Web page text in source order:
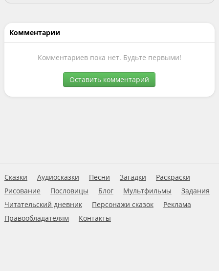
Комментарии
Комментариев пока нет. Будьте первыми!
Оставить комментарий
Сказки Аудиосказки Песни Загадки
Раскраски
Рисование
Пословицы Блог Мультфильмы
Задания
Читательский дневник
Персонажи сказок
Реклама
Правообладателям
Контакты